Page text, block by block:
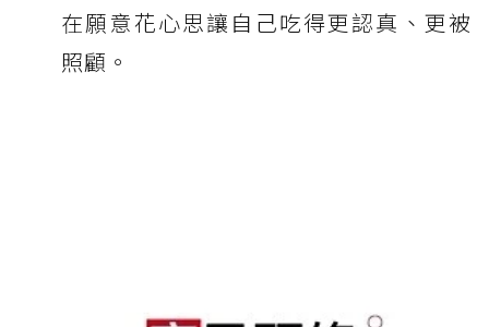
在願意花心思讓自己吃得更認真、更被
照顧。